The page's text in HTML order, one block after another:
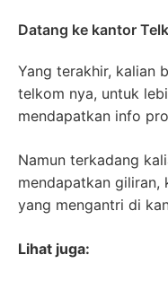
Datang ke kantor
Yang terakhir, kalian
telkom nya, untuk
mendapatkan info
Namun terkadang
mendapatkan giliran,
yang mengantri di
Lihat juga: